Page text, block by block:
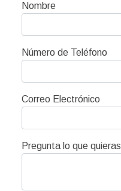
Nombre
Número de Teléfono
Correo Electrónico
Pregunta lo que quieras